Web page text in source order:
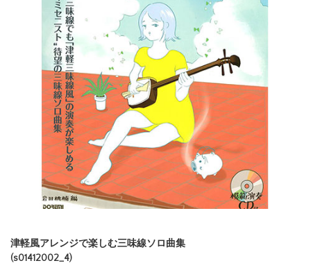
津軽風アレンジで楽しむ三味線ソロ曲集
(s01412002_4)